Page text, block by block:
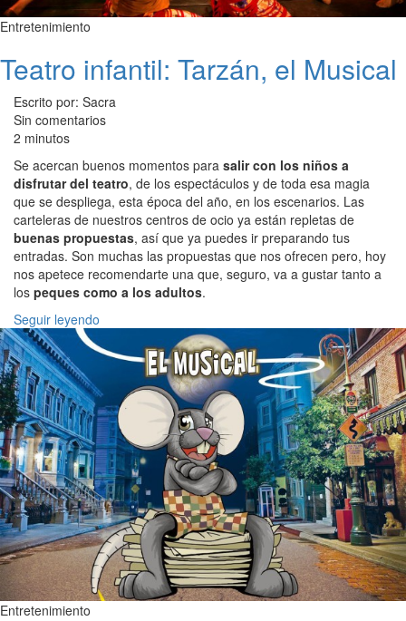
Entretenimiento
Teatro infantil: Tarzán, el Musical
Escrito por: Sacra
Sin comentarios
2 minutos
Se acercan buenos momentos para salir con los niños a
disfrutar del teatro, de los espectáculos y de toda esa magia
que se despliega, esta época del año, en los escenarios. Las
carteleras de nuestros centros de ocio ya están repletas de
buenas propuestas, así que ya puedes ir preparando tus
entradas. Son muchas las propuestas que nos ofrecen pero, hoy
nos apetece recomendarte una que, seguro, va a gustar tanto a
los peques como a los adultos.
Seguir leyendo
Entretenimiento